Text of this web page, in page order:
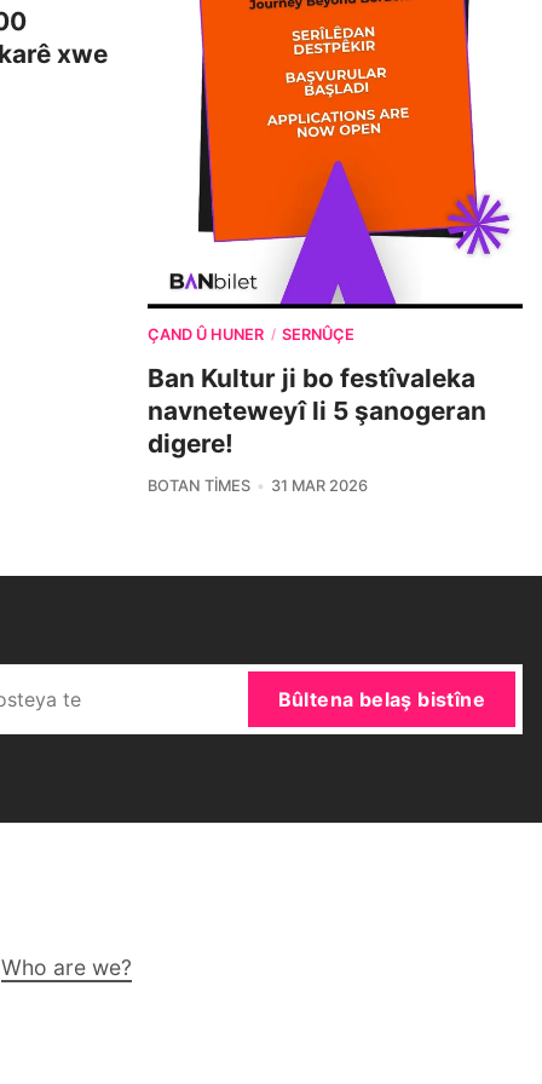
xwe
ÇAND Û HUNER / SERNÛÇE
Ban Kultur ji bo festîvaleka
navneteweyî li 5 şanogeran
digere!
BOTAN TIMES 31 MAR 2026
Bûltena belaş bistîne
Who are we?